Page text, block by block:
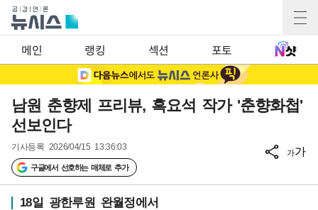
메인 랭킹 섹션 포토
남원 춘향제 프리뷰, 흑요석 작가 '춘향화첩'
선보인다
기사등록 2026/04/15 13:36:03
구글에서 선호하는 매체로 추가
가가
18일 광한루원 완월정에서